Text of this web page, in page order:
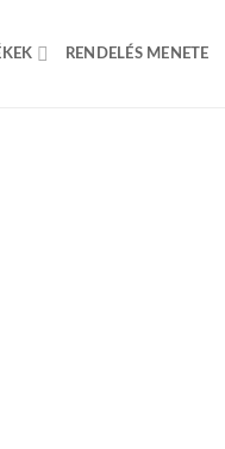
RENDELÉS MENETE